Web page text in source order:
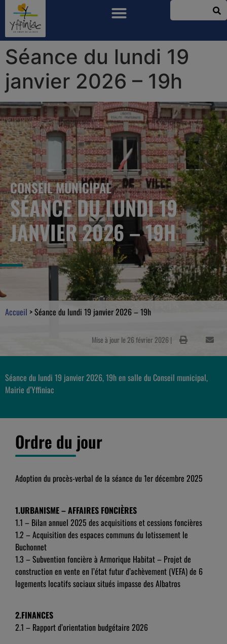
Séance du lundi 19
janvier 2026 – 19h
CONSEIL MUNICIPAL
SÉANCE DU LUNDI 19
JANVIER 2026 – 19H
Accueil >Séance du lundi 19 janvier 2026 – 19h
Mise à jour le 26 février 2026 |
Séance du lundi 19 janvier 2026, 19h en salle du Conseil municipal,
Mairie d’Yffiniac
Ordre du jour
Adoption du procès-verbal de la séance du 1er décembre 2025
1.URBANISME – AFFAIRES FONCIÈRES
1.1 – Bilan annuel 2025 des acquisitions et cessions foncières
1.2 – Acquisition des espaces communs du lotissement le
Buchonnet
1.3 – Subvention foncière à Armorique Habitat – Projet de
construction en vente en l’état futur d’achèvement (VEFA) de 6
logements locatifs sociaux situés impasse des Albatros
2.FINANCES
2.1 – Rapport d’orientation budgétaire 2026